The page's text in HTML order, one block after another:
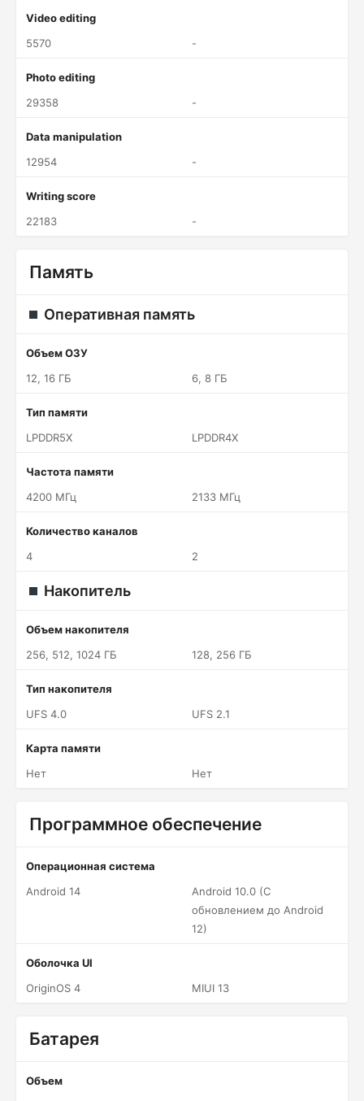
Video editing
5570
-
Photo editing
29358
-
Data manipulation
12954
-
Writing score
22183
-
Память
Оперативная память
Объем ОЗУ
12, 16 ГБ
6, 8 ГБ
Тип памяти
LPDDR5X
LPDDR4X
Частота памяти
4200 МГц
2133 МГц
Количество каналов
4
2
Накопитель
Объем накопителя
256, 512, 1024 ГБ
128, 256 ГБ
Тип накопителя
UFS 4.0
UFS 2.1
Карта памяти
Нет
Нет
Программное обеспечение
Операционная система
Android 14
Android 10.0 (С
обновлением до Android
12)
Оболочка UI
OriginOS 4
MIUI 13
Батарея
Объем